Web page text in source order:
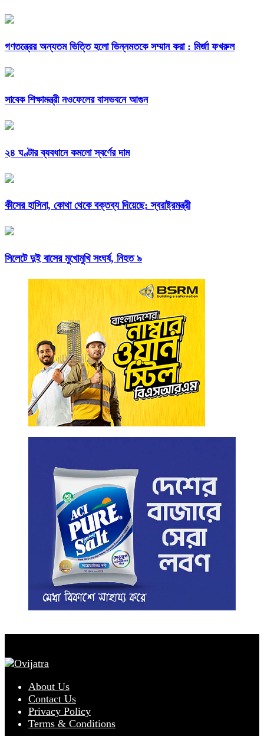
গণতন্ত্রের অন্যতম ভিত্তি হলো ভিন্নমতকে সম্মান করা : মির্জা ফখরুল
সাবেক শিক্ষামন্ত্রী নওফেলের বাসভবনে আগুন
২৪ ঘণ্টার ব্যবধানে কমলো স্বর্ণের দাম
কীসের হাসিনা, কোথা থেকে বক্তব্য দিয়েছে: স্বরাষ্ট্রমন্ত্রী
সিলেটে দুই বাসের মুখোমুখি সংঘর্ষ, নিহত ৯
About Us
Contact Us
Privacy Policy
Terms & Conditions